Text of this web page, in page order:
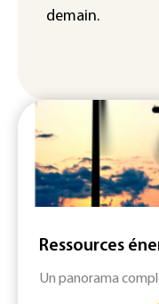
demain.
Ressources
Un panorama